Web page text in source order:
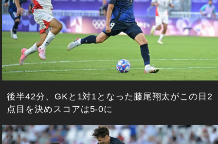
後半42分、GKと1対1となった藤尾翔太がこの日2
点目を決めスコアは5-0に